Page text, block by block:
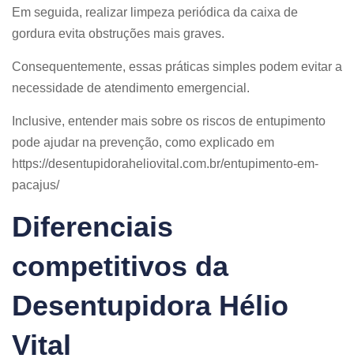
Em seguida, realizar limpeza periódica da caixa de
gordura evita obstruções mais graves.
Consequentemente, essas práticas simples podem evitar a
necessidade de atendimento emergencial.
Inclusive, entender mais sobre os riscos de entupimento
pode ajudar na prevenção, como explicado em
https://desentupidoraheliovital.com.br/entupimento-em-
pacajus/
Diferenciais
competitivos da
Desentupidora Hélio
Vital